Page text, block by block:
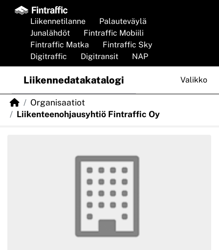
Skip to main content
Liikennetilanne
Palauteväylä
Junalähdöt
Fintraffic Mobiili
Fintraffic Matka
Fintraffic Sky
Digitraffic
Digitransit NAP
Liikennedatakatalogi Valikko
Organisaatiot
Liikenteenohjausyhtiö Fintraffic Oy